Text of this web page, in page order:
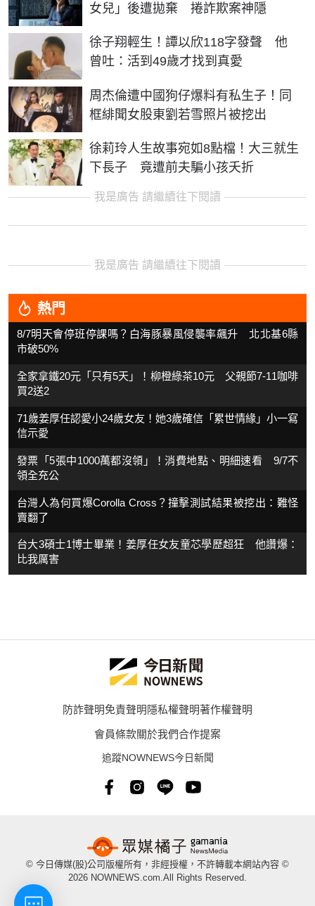
女兒」後遭拋棄 捲詐欺案神隱
徐子翔輕生！譚以欣118字發聲 他
曾吐：活到49歲才找到真愛
周杰倫遭中國狗仔爆料有私生子！同
框緋聞女股東劉若雪照片被挖出
徐莉玲人生故事宛如8點檔！大三就生
下長子 竟遭前夫騙小孩夭折
我是廣告 請繼續往下閱讀
我是廣告 請繼續往下閱讀
熱門
8/7明天會停班停課嗎？白海豚暴風侵襲率飆升 北北基6縣
市破50%
全家拿鐵20元「只有5天」！柳橙綠茶10元 父親節7-11咖啡
買2送2
71歲姜厚任認愛小24歲女友！她3歲確信「累世情緣」小一寫
信示愛
發票「5張中1000萬都沒領」！消費地點、明細速看 9/7不
領全充公
台灣人為何買爆Corolla Cross？撞擊測試結果被挖出：難怪
賣翻了
台大3碩士1博士畢業！姜厚任女友童芯學歷超狂 他讚爆：
比我厲害
防詐聲明免責聲明隱私權聲明著作權聲明
會員條款關於我們合作提案
追蹤NOWNEWS今日新聞
© 今日傳媒(股)公司版權所有，非經授權，不許轉載本網站內容 ©
2026 NOWNEWS.com.All Rights Reserved.